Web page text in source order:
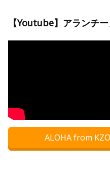
【Youtube】アランチ
ALOHA from